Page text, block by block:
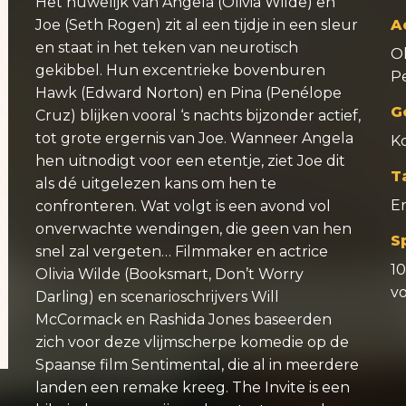
Joe (Seth Rogen) zit al een tijdje in een sleur
en staat in het teken van neurotisch
gekibbel. Hun excentrieke bovenburen
Hawk (Edward Norton) en Pina (Penélope
Cruz) blijken vooral ‘s nachts bijzonder actief,
tot grote ergernis van Joe. Wanneer Angela
hen uitnodigt voor een etentje, ziet Joe dit
als dé uitgelezen kans om hen te
confronteren. Wat volgt is een avond vol
onverwachte wendingen, die geen van hen
snel zal vergeten… Filmmaker en actrice
Olivia Wilde (Booksmart, Don’t Worry
Darling) en scenarioschrijvers Will
McCormack en Rashida Jones baseerden
zich voor deze vlijmscherpe komedie op de
Spaanse film Sentimental, die al in meerdere
landen een remake kreeg. The Invite is een